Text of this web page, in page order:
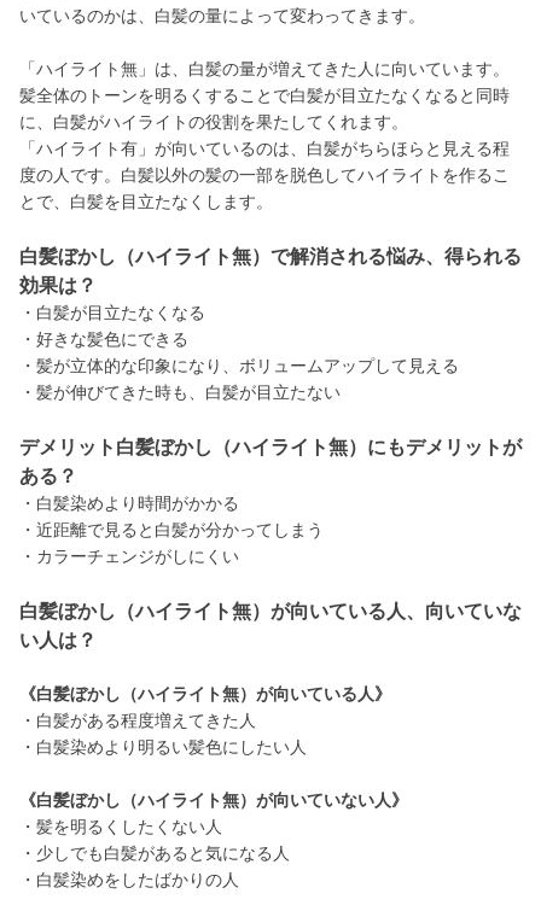
いているのかは、白髪の量によって変わってきます。
「ハイライト無」は、白髪の量が増えてきた人に向いています。
髪全体のトーンを明るくすることで白髪が目立たなくなると同時
に、白髪がハイライトの役割を果たしてくれます。
「ハイライト有」が向いているのは、白髪がちらほらと見える程
度の人です。白髪以外の髪の一部を脱色してハイライトを作るこ
とで、白髪を目立たなくします。
白髪ぼかし（ハイライト無）で解消される悩み、得られる
効果は？
・白髪が目立たなくなる
・好きな髪色にできる
・髪が立体的な印象になり、ボリュームアップして見える
・髪が伸びてきた時も、白髪が目立たない
デメリット白髪ぼかし（ハイライト無）にもデメリットが
ある？
・白髪染めより時間がかかる
・近距離で見ると白髪が分かってしまう
・カラーチェンジがしにくい
白髪ぼかし（ハイライト無）が向いている人、向いていな
い人は？
《白髪ぼかし（ハイライト無）が向いている人》
・白髪がある程度増えてきた人
・白髪染めより明るい髪色にしたい人
《白髪ぼかし（ハイライト無）が向いていない人》
・髪を明るくしたくない人
・少しでも白髪があると気になる人
・白髪染めをしたばかりの人